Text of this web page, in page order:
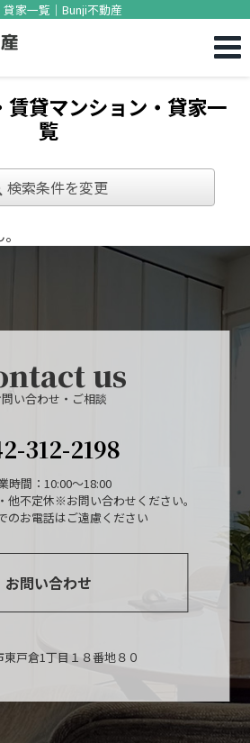
家一覧｜Bunji不動産
賃貸マンション・貸家一
覧
検索条件を変更
us
い合わせ・ご相談
312-2198
時間：10:00～18:00
他不定休※お問い合わせください。
のお電話はご遠慮ください
お問い合わせ
東戸倉1丁目１８番地８０